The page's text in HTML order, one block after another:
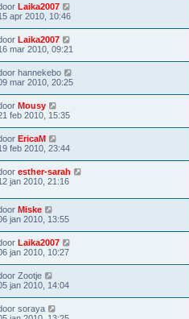
Laika2007
apr 2010, 10:46
Laika2007
mar 2010, 09:21
hannekebo
mar 2010, 20:25
Mousy
feb 2010, 15:35
EricaM
feb 2010, 23:44
esther-sarah
jan 2010, 21:16
Miske
jan 2010, 13:55
Laika2007
jan 2010, 10:27
Zootje
jan 2010, 14:04
soraya